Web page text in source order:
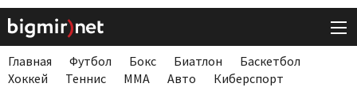
Главная Футбол Бокс Биатлон
Баскетбол
Хоккей
Теннис ММА Авто
Киберспорт